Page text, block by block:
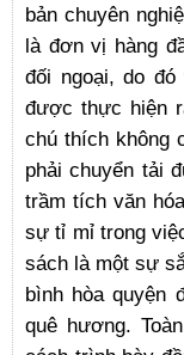
bản chuyên
là đơn vị hàng
đối ngoại, do
được thực hiện
chú thích không
phải chuyển tải
trầm tích văn
sự tỉ mỉ trong
sách là một sự
bình hòa quyện
quê hương.